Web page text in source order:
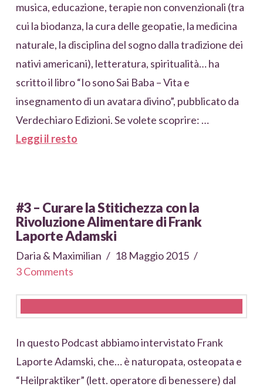
musica, educazione, terapie non convenzionali (tra
cui la biodanza, la cura delle geopatie, la medicina
naturale, la disciplina del sogno dalla tradizione dei
nativi americani), letteratura, spiritualità… ha
scritto il libro “Io sono Sai Baba – Vita e
insegnamento di un avatara divino”, pubblicato da
Verdechiaro Edizioni. Se volete scoprire: …
Leggi il resto
#3 – Curare la Stitichezza con la
Rivoluzione Alimentare di Frank
Laporte Adamski
Daria & Maximilian
18 Maggio 2015
3 Comments
In questo Podcast abbiamo intervistato Frank
Laporte Adamski, che… è naturopata, osteopata e
“Heilpraktiker” (lett. operatore di benessere) dal